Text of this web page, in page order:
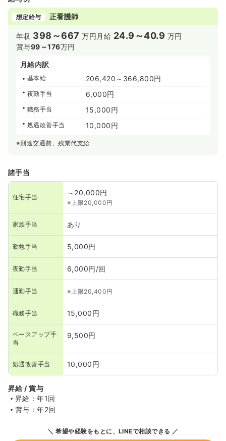
想定給与 正看護師
年収 398～667 万円 月給 24.9～40.9 万円
賞与99～176万円
月給内訳
基本給 206,420～366,800円
夜勤手当 6,000円
職務手当 15,000円
処遇改善手当 10,000円
※別途交通費、残業代支給
諸手当
住宅手当
～20,000円
※上限20,000円
家族手当 あり
勤勉手当 5,000円
夜勤手当 6,000円/回
通勤手当 ※上限20,400円
職務手当 15,000円
ベースアップ手
当
9,500円
処遇改善手当 10,000円
昇給 / 賞与
昇給：年1回
賞与：年2回
希望や経験をもとに、LINEで相談できる